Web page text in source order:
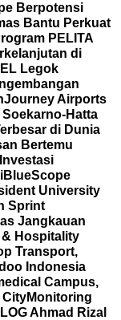
Berpotensi
Bantu Perkuat
PELITA
di
Legok
Airports
Hatta
di Dunia
Bertemu
BlueScope
University
Sprint
Jangkauan
Hospitality
Transport,
Indonesia
Campus,
CityMonitoring
Ahmad Rizal